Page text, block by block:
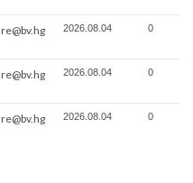
re@bv.hg 2026.08.04 0
re@bv.hg 2026.08.04 0
re@bv.hg 2026.08.04 0